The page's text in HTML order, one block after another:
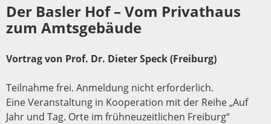
Der Basler Hof – Vom Privathaus
zum Amtsgebäude
Vortrag von Prof. Dr. Dieter Speck (Freiburg)
Teilnahme frei. Anmeldung nicht erforderlich.
Eine Veranstaltung in Kooperation mit der Reihe „Auf
Jahr und Tag. Orte im frühneuzeitlichen Freiburg“